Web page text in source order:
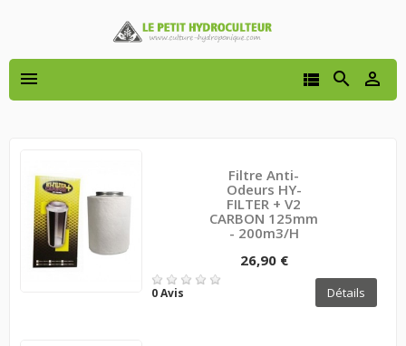
 


Filtre Anti-
Odeurs HY-
FILTER + V2
CARBON 125mm
- 200m3/h
26,90 €
0 Avis Détails